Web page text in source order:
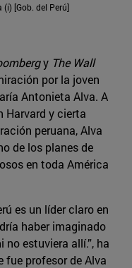
[Gob. del Perú]
y The Wall
por la joven
Antonieta Alva. A
Harvard y cierta
peruana, Alva
de los planes de
en toda América
es un líder claro en
haber imaginado
estuviera allí.”, ha
fue profesor de Alva